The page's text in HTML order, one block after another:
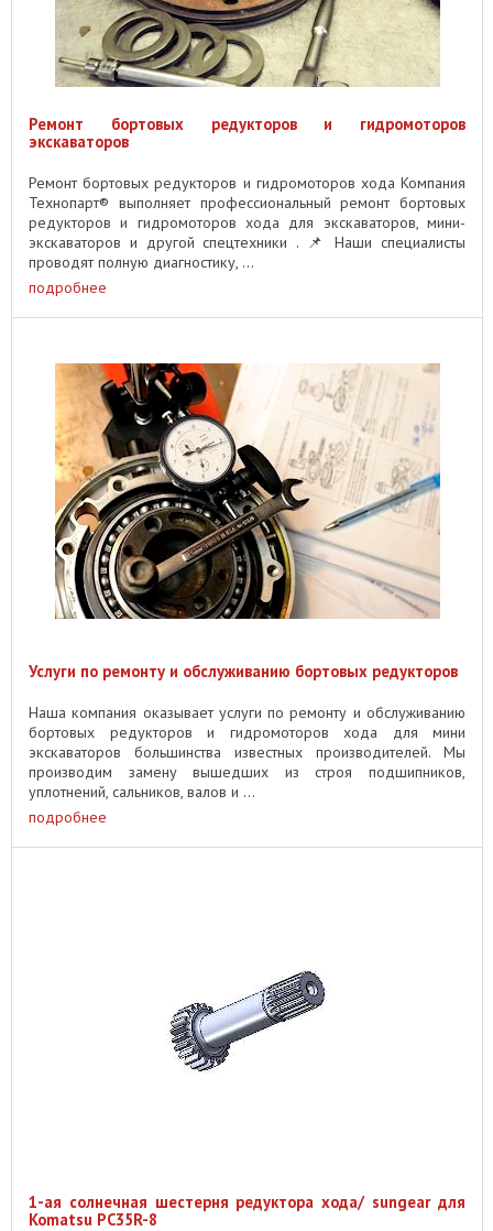
Ремонт бортовых редукторов и гидромоторов
экскаваторов
Ремонт бортовых редукторов и гидромоторов хода Компания
Технопарт® выполняет профессиональный ремонт бортовых
редукторов и гидромоторов хода для экскаваторов, мини-
экскаваторов и другой спецтехники . 📌 Наши специалисты
проводят полную диагностику, ...
подробнее
Услуги по ремонту и обслуживанию бортовых редукторов
Наша компания оказывает услуги по ремонту и обслуживанию
бортовых редукторов и гидромоторов хода для мини
экскаваторов большинства известных производителей. Мы
производим замену вышедших из строя подшипников,
уплотнений, сальников, валов и ...
подробнее
1-ая солнечная шестерня редуктора хода/ sungear для
Komatsu PC35R-8